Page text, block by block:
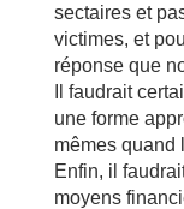
sectaires et
victimes, et
réponse que
Il faudrait
une forme
mêmes quand
Enfin, il
moyens